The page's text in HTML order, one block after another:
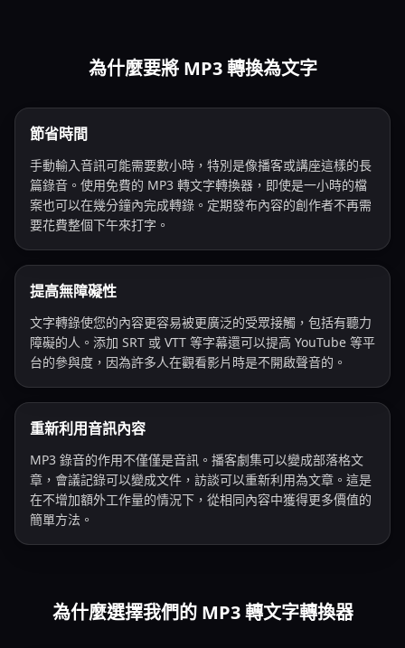
為什麼要將 MP3 轉換為文字
節省時間
手動輸入音訊可能需要數小時，特別是像播客或講座這樣的長
篇錄音。使用免費的 MP3 轉文字轉換器，即使是一小時的檔
案也可以在幾分鐘內完成轉錄。定期發布內容的創作者不再需
要花費整個下午來打字。
提高無障礙性
文字轉錄使您的內容更容易被更廣泛的受眾接觸，包括有聽力
障礙的人。添加 SRT 或 VTT 等字幕還可以提高 YouTube 等平
台的參與度，因為許多人在觀看影片時是不開啟聲音的。
重新利用音訊內容
MP3 錄音的作用不僅僅是音訊。播客劇集可以變成部落格文
章，會議記錄可以變成文件，訪談可以重新利用為文章。這是
在不增加額外工作量的情況下，從相同內容中獲得更多價值的
簡單方法。
為什麼選擇我們的 MP3 轉文字轉換器